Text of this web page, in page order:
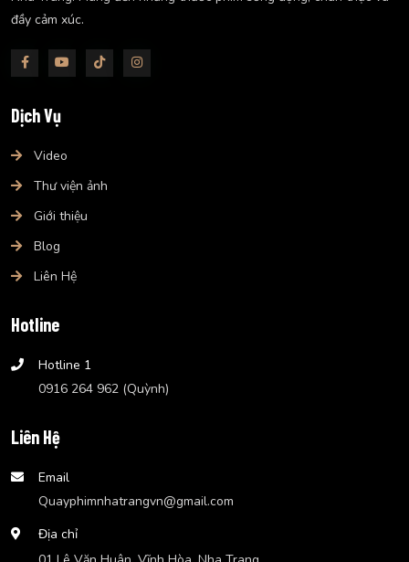
đầy cảm xúc.
Dịch Vụ
Video
Thư viện ảnh
Giới thiệu
Blog
Liên Hệ
Hotline
Hotline 1
0916 264 962 (Quỳnh)
Liên Hệ
Email
Quayphimnhatrangvn@gmail.com
Địa chỉ